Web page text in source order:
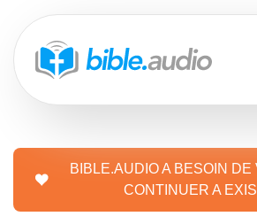
BIBLE.AUDIO A BESOIN DE
CONTINUER A